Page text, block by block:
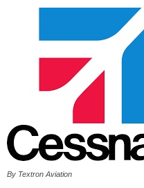
By Textron Aviation